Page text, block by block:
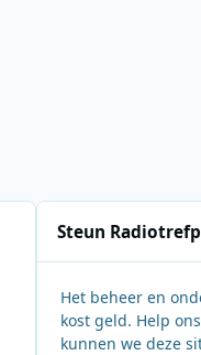
Steun
Het beheer en
kost geld. Help
kunnen we deze